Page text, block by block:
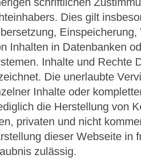
Dies gilt
Einspeicherung,
Inhalten in Datenbanken
Inhalte und Rechte
Die unerlaubte
Inhalte oder
die Herstellung von
privaten und nicht
dieser Webseite in
zulässig.